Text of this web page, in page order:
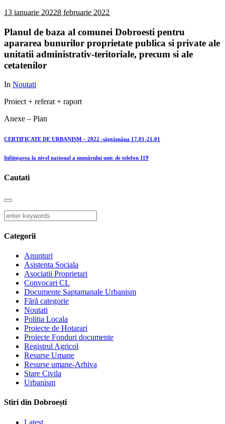
13 ianuarie 20228 februarie 2022
Planul de baza al comunei Dobroesti pentru
apararea bunurilor proprietate publica si private ale
unitatii administrativ-teritoriale, precum si ale
cetatenilor
In Noutati
Proiect + referat + raport
Anexe – Plan
CERTIFICATE DE URBANISM – 2022 -săptămâna 17.01-21.01
Inființarea la nivel national a numărului unic de telefon 119
Cautati
Categorii
Anunturi
Asistenta Sociala
Asociatii Proprietari
Convocari CL
Documente Saptamanale Urbanism
Fără categorie
Noutati
Politia Locala
Proiecte de Hotarari
Proiecte Fonduri documente
Registrul Agricol
Resurse Umane
Resurse umane-Arhiva
Stare Civila
Urbanism
Stiri din Dobroești
Latest